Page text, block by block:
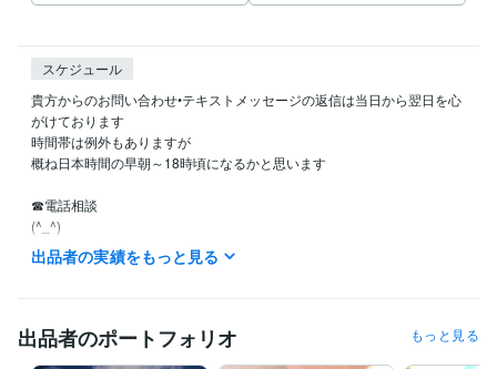
スケジュール
貴方からのお問い合わせ•テキストメッセージの返信は当日から翌日を心
がけております
時間帯は例外もありますが
概ね日本時間の早朝～18時頃になるかと思います
☎電話相談
(^_^)
現在
週の数日◦朝～夕方間ランダム待機
ご予約は
当日から数日内で可能な時もあります
出品者の実績をもっと見る
出品者のポートフォリオ もっと見る